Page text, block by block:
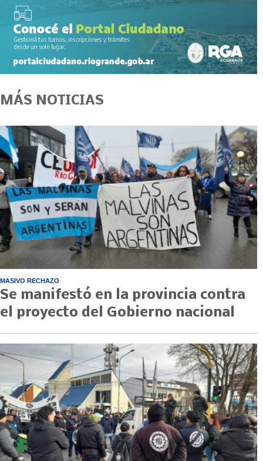
MÁS NOTICIAS
MASIVO RECHAZO
Se manifestó en la provincia contra
el proyecto del Gobierno nacional